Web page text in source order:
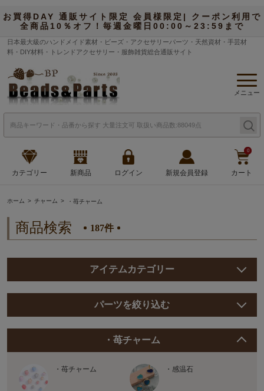
お買得DAY 通販サイト限定 会員様限定| クーポン利用で
全商品10％オフ！毎週金曜日00:00～23:59まで
日本最大級のハンドメイド素材・ビーズ・アクセサリーパーツ・天然資材・手芸材
料・DIY材料・トレンドアクセサリー・服飾雑貨総合通販サイト
メニュー
カテゴリー 新商品 ログイン 新規会員登録
0
カート
ホーム チャーム ・苺チャーム
商品検索 187件
アイテムカテゴリー
パーツを絞り込む
・苺チャーム
・苺チャーム ・感温石